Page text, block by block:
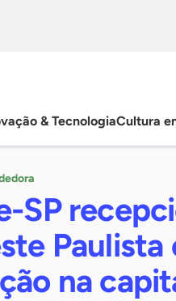
& TecnologiaCultura
SP
na